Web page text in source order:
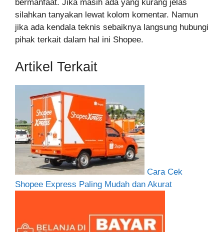
bermanfaat. Jika masih ada yang kurang jelas
silahkan tanyakan lewat kolom komentar. Namun
jika ada kendala teknis sebaiknya langsung hubungi
pihak terkait dalam hal ini Shopee.
Artikel Terkait
Cara Cek
Shopee Express Paling Mudah dan Akurat